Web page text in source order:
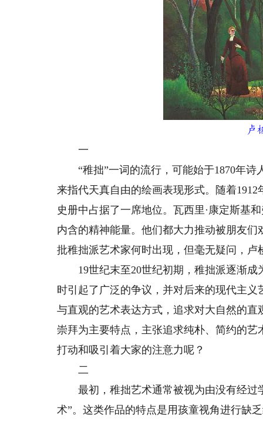
卢梭
一
“稚拙”一词的流行，可能始于1870年诗
来指代天真自由的绘画表现形式。随着
史册中占据了一席地位。瓦西里·康定斯基
内含的精神能量。他们都大力推动被朋友
批稚拙派艺术家何时出现，但毫无疑问，
19世纪末至20世纪初期，稚拙派逐渐成
时引起了广泛的争议，并对后来的现代主
与直观的艺术表达方式，追求对大自然的
崇拜为主要特点，主张追求纯朴、简约的
打动和吸引着大家的注意力呢？
二
最初，稚拙艺术通常被视为由没有经过
术”。这类作品的特点是用孩童视角进行缺